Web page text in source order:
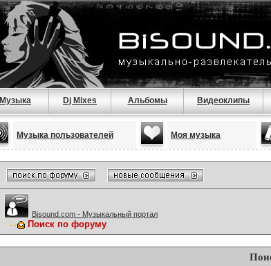
Музыка Dj Mixes Альбомы Видеоклипы
Музыка пользователей Моя музыка
Bisound.com - Музыкальный портал
Поиск по форуму